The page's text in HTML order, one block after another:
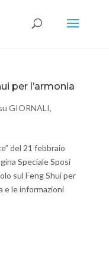
per l’armonia
GIORNALI,
del 21 febbraio
Speciale Sposi
sul Feng Shui per
e le informazioni